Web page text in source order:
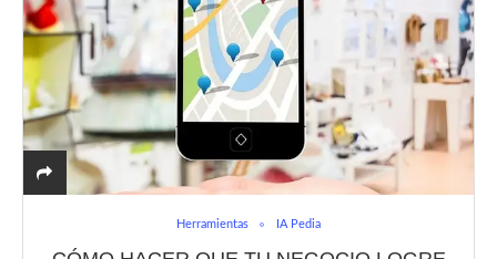
Herramientas IA Pedia